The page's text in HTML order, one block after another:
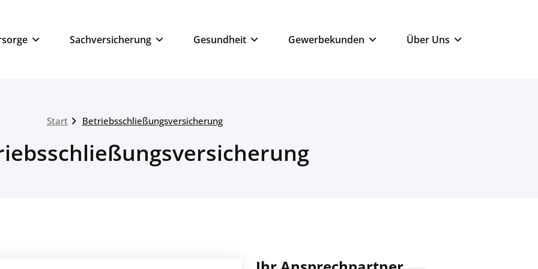
Sachversicherung Gesundheit Gewerbekunden Über Uns
Start Betriebsschließungsversicherung